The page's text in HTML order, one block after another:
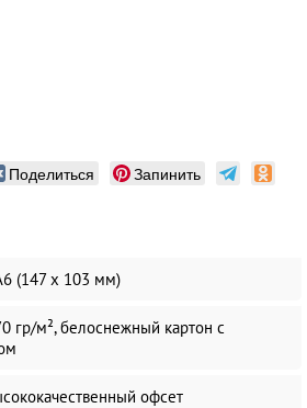
Поделиться Запинить
(147 х 103 мм)
гр/м², белоснежный картон с
офсет